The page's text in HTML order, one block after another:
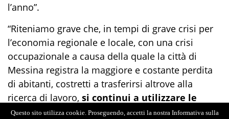
l’anno”.
“Riteniamo grave che, in tempi di grave crisi per
l’economia regionale e locale, con una crisi
occupazionale a causa della quale la città di
Messina registra la maggiore e costante perdita
di abitanti, costretti a trasferirsi altrove alla
ricerca di lavoro, si continui a utilizzare le
risorse pubbliche in modo così spudorato e
Questo sito utilizza cookie. Proseguendo, accetti la nostra Informativa sulla